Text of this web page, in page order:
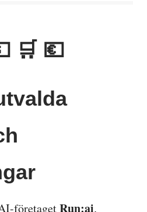
🛒 💶
företagetRun:ai.